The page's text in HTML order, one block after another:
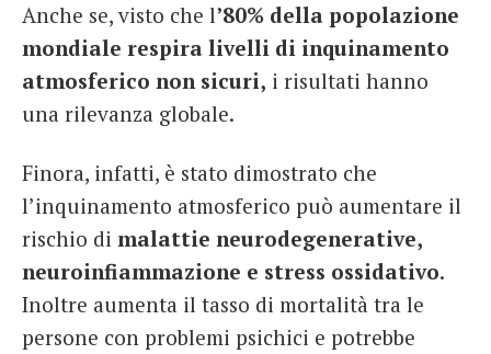
Anche se, visto che l’80% della popolazione
mondiale respira livelli di inquinamento
atmosferico non sicuri, i risultati hanno
una rilevanza globale.
Finora, infatti, è stato dimostrato che
l’inquinamento atmosferico può aumentare il
rischio di malattie neurodegenerative,
neuroinfiammazione e stress ossidativo.
Inoltre aumenta il tasso di mortalità tra le
persone con problemi psichici e potrebbe